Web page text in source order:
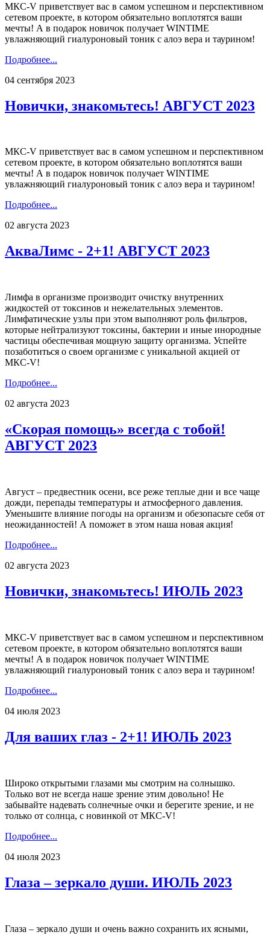
МКС-V приветствует вас в самом успешном и перспективном
сетевом проекте, в котором обязательно воплотятся ваши
мечты! А в подарок новичок получает WINTIME
увлажняющий гиалуроновый тоник с алоэ вера и таурином!
Подробнее...
04 сентября 2023
Новички, знакомьтесь! АВГУСТ 2023
МКС-V приветствует вас в самом успешном и перспективном
сетевом проекте, в котором обязательно воплотятся ваши
мечты! А в подарок новичок получает WINTIME
увлажняющий гиалуроновый тоник с алоэ вера и таурином!
Подробнее...
02 августа 2023
АкваЛимс - 2+1! АВГУСТ 2023
Лимфа в организме производит очистку внутренних
жидкостей от токсинов и нежелательных элементов.
Лимфатические узлы при этом выполняют роль фильтров,
которые нейтрализуют токсины, бактерии и иные инородные
частицы обеспечивая мощную защиту организма. Успейте
позаботиться о своем организме с уникальной акцией от
МКС-V!
Подробнее...
02 августа 2023
«Скорая помощь» всегда с тобой!
АВГУСТ 2023
Август – предвестник осени, все реже теплые дни и все чаще
дожди, перепады температуры и атмосферного давления.
Уменьшите влияние погоды на организм и обезопасьте себя от
неожиданностей! А поможет в этом наша новая акция!
Подробнее...
02 августа 2023
Новички, знакомьтесь! ИЮЛЬ 2023
МКС-V приветствует вас в самом успешном и перспективном
сетевом проекте, в котором обязательно воплотятся ваши
мечты! А в подарок новичок получает WINTIME
увлажняющий гиалуроновый тоник с алоэ вера и таурином!
Подробнее...
04 июля 2023
Для ваших глаз - 2+1! ИЮЛЬ 2023
Широко открытыми глазами мы смотрим на солнышко.
Только вот не всегда наше зрение этим довольно! Не
забывайте надевать солнечные очки и берегите зрение, и не
только от солнца, с новинкой от МКС-V!
Подробнее...
04 июля 2023
Глаза – зеркало души. ИЮЛЬ 2023
Глаза – зеркало души и очень важно сохранить их ясными,